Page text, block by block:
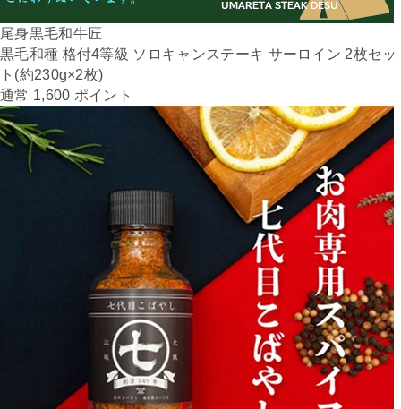
尾身黒毛和牛匠
黒毛和種 格付4等級 ソロキャンステーキ サーロイン 2枚セッ
ト(約230g×2枚)
通常 1,600 ポイント